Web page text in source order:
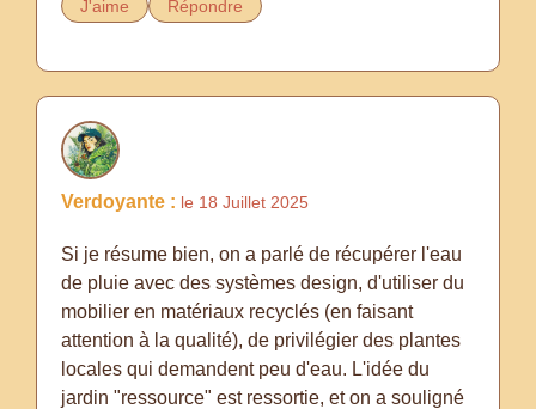
J'aime Répondre
Verdoyante : le 18 Juillet 2025
Si je résume bien, on a parlé de récupérer l'eau
de pluie avec des systèmes design, d'utiliser du
mobilier en matériaux recyclés (en faisant
attention à la qualité), de privilégier des plantes
locales qui demandent peu d'eau. L'idée du
jardin "ressource" est ressortie, et on a souligné